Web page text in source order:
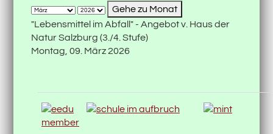
Gehe zu Monat
"Lebensmittel im Abfall" - Angebot v. Haus der
Natur Salzburg (3./4. Stufe)
Montag, 09. März 2026